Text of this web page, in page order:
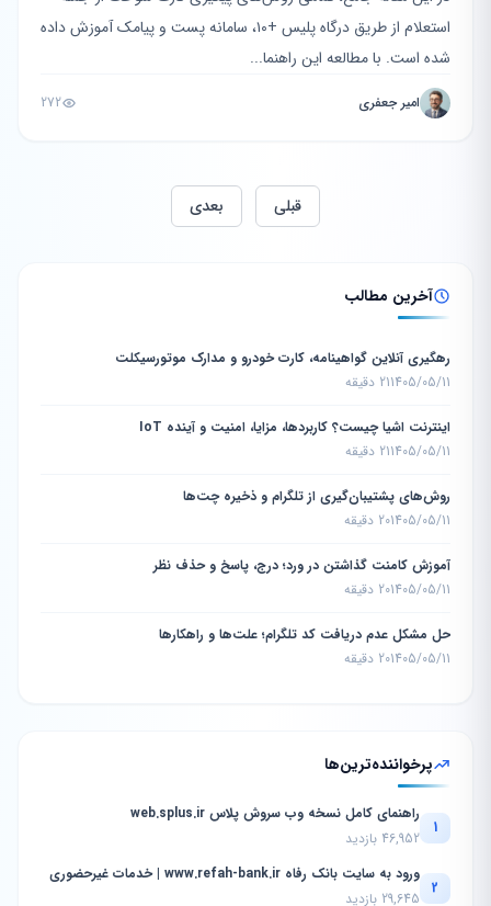
استعلام از طریق درگاه پلیس +۱۰، سامانه پست و پیامک آموزش داده
شده است. با مطالعه این راهنما...
امیر جعفری 272
قبلی بعدی
آخرین مطالب
رهگیری آنلاین گواهینامه، کارت خودرو و مدارک موتورسیکلت
1405/05/1121 دقیقه
اینترنت اشیا چیست؟ کاربردها، مزایا، امنیت و آینده IoT
1405/05/1121 دقیقه
روش‌های پشتیبان‌گیری از تلگرام و ذخیره چت‌ها
1405/05/1120 دقیقه
آموزش کامنت گذاشتن در ورد؛ درج، پاسخ و حذف نظر
1405/05/1120 دقیقه
حل مشکل عدم دریافت کد تلگرام؛ علت‌ها و راهکارها
1405/05/1120 دقیقه
پرخواننده‌ترین‌ها
1
راهنمای کامل نسخه وب سروش پلاس web.splus.ir
46,952 بازدید
2
ورود به سایت بانک رفاه www.refah-bank.ir | خدمات غیرحضوری
29,645 بازدید